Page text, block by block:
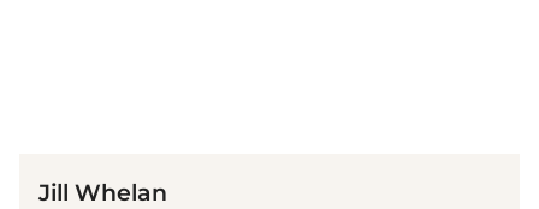
Jill Whelan